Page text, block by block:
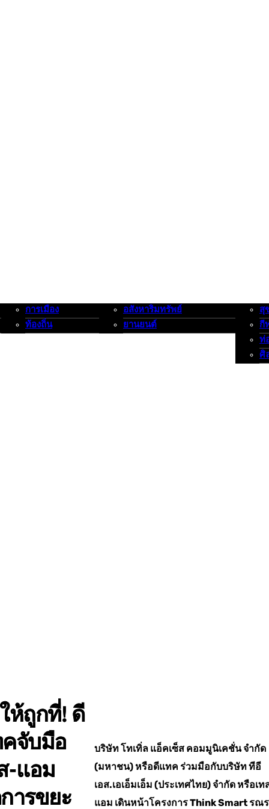
การเมือง-ท้องถิ่น
การเมือง
ท้องถิ่น
อสังหาริมทรัพย์-ยานยนต์
อสังหาริมทรัพย์
ยานยนต์
สุขภ
สุ
กี
ท่
ศิ
ห้ถูกที่! ดี
จับมือ
-แอม
ารขยะ
บริษัท โทเทิ่ล แอ็คเซ็ส คอมมูนิเคชั่น จำกัด
(มหาชน) หรือดีแทค ร่วมมือกับบริษัท ทีอี
เอส.เอเอ็มเอ็ม (ประเทศไทย) จำกัด หรือเท
แอม เดินหน้าโครงการ Think Smart รณ